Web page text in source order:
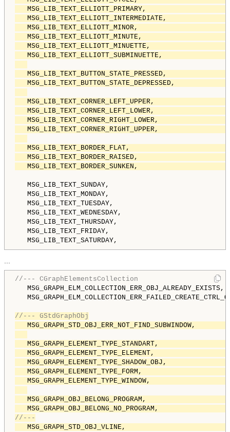
//--- CGraphElementsCollection
//--- GStdGraphObj
//---